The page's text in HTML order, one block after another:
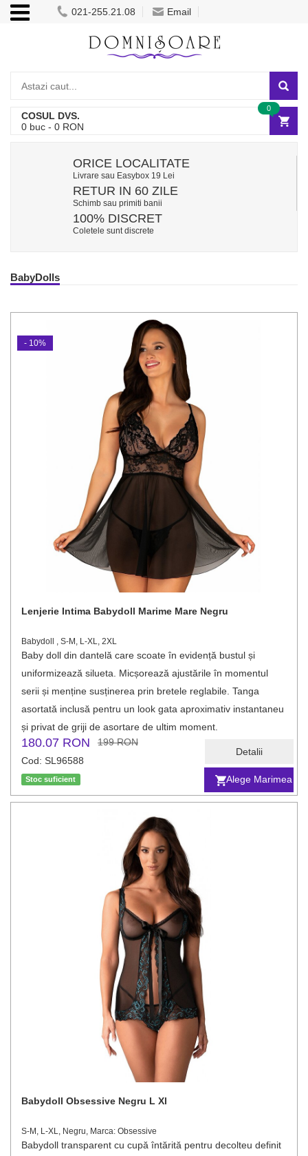
021-255.21.08 Email
COSUL DVS.
0 buc - 0 RON
0
ORICE LOCALITATE
Livrare sau Easybox 19 Lei
RETUR IN 60 ZILE
Schimb sau primiti banii
100% DISCRET
Coletele sunt discrete
BabyDolls
Alege Marimea
Detalii
Lenjerie Intima Babydoll Marime Mare Negru
Babydoll , S-M, L-XL, 2XL
Baby doll din dantelă care scoate în evidență bustul și
uniformizează silueta. Micșorează ajustările în momentul
serii și menține susținerea prin bretele reglabile. Tanga
asortată inclusă pentru un look gata aproximativ instantaneu
și privat de griji de asortare de ultim moment.
180.07 RON
199 RON
Cod: SL96588
Stoc suficient
- 10%
Babydoll Obsessive Negru L Xl
S-M, L-XL, Negru, Marca: Obsessive
Babydoll transparent cu cupă întărită pentru decolteu definit